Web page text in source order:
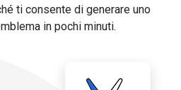
ti consente di generare uno
in pochi minuti.